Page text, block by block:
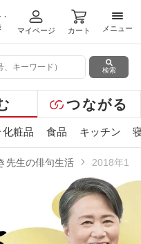
マイページ カート
メニ
メニュー
検索
つながる
化粧品 食品 キッチン
先生の俳句生活 2018年10